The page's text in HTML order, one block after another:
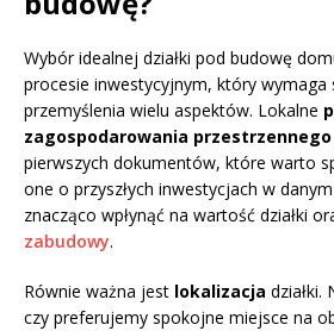
Wybór idealnej działki pod budowę
procesie inwestycyjnym, który wymaga
przemyślenia wielu aspektów. Lokalne
zagospodarowania przestrzennego
pierwszych dokumentów, które warto
one o przyszłych inwestycjach w
znacząco wpłynąć na wartość działki
zabudowy.
Równie ważna jest lokalizacja działki.
czy preferujemy spokojne miejsce na